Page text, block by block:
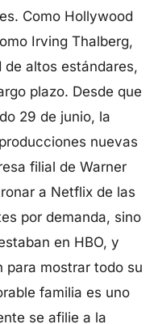
Como Hollywood
Irving Thalberg,
altos estándares,
plazo. Desde que
29 de junio, la
nuevas
filial de Warner
a Netflix de las
por demanda, sino
en HBO, y
para mostrar todo su
familia es uno
se afilie a la